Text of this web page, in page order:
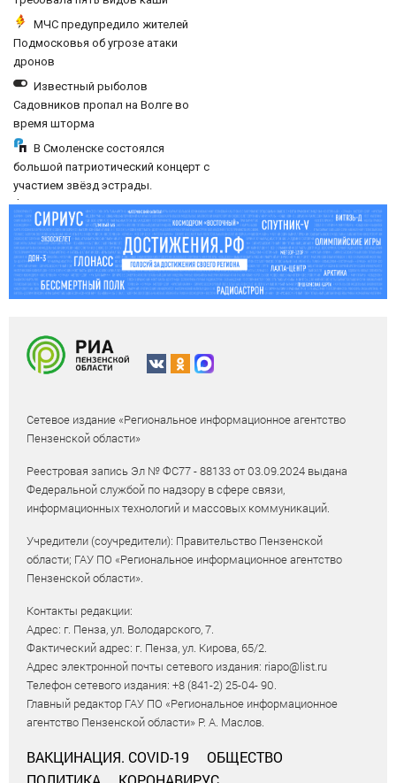
каждое утро?
МЧС предупредило жителей
Подмосковья об угрозе атаки
дронов
Известный рыболов
Садовников пропал на Волге во
время шторма
В Смоленске состоялся
большой патриотический концерт с
участием звёзд эстрады.
Фоторепортаж «РП»
Сетевое издание «Региональное информационное агентство
Пензенской области»
Реестровая запись Эл № ФС77 - 88133 от 03.09.2024 выдана
Федеральной службой по надзору в сфере связи,
информационных технологий и массовых коммуникаций.
Учредители (соучредители): Правительство Пензенской
области; ГАУ ПО «Региональное информационное агентство
Пензенской области».
Контакты редакции:
Адрес: г. Пенза, ул. Володарского, 7.
Фактический адрес: г. Пенза, ул. Кирова, 65/2.
Адрес электронной почты сетевого издания: riapo@list.ru
Телефон сетевого издания: +8 (841-2) 25-04- 90.
Главный редактор ГАУ ПО «Региональное информационное
агентство Пензенской области» Р. А. Маслов.
ВАКЦИНАЦИЯ. COVID-19
ОБЩЕСТВО